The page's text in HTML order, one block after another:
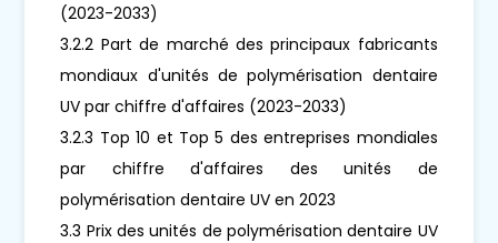
(2023-2033)
3.2.2 Part de marché des principaux fabricants
mondiaux d'unités de polymérisation dentaire
UV par chiffre d'affaires (2023-2033)
3.2.3 Top 10 et Top 5 des entreprises mondiales
par chiffre d'affaires des unités de
polymérisation dentaire UV en 2023
3.3 Prix des unités de polymérisation dentaire UV